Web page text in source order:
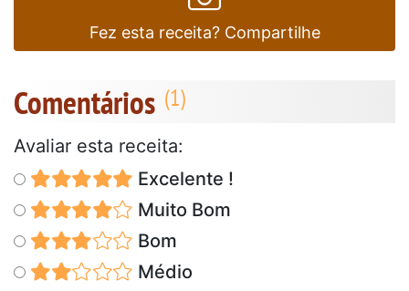
Fez esta receita? Compartilhe
Comentários
Avaliar esta receita:
Excelente !
Muito Bom
Bom
Médio